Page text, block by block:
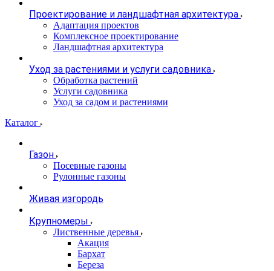
Проектирование и ландшафтная архитектура
Адаптация проектов
Комплексное проектирование
Ландшафтная архитектура
Уход за растениями и услуги садовника
Обработка растений
Услуги садовника
Уход за садом и растениями
Каталог
Газон
Посевные газоны
Рулонные газоны
Живая изгородь
Крупномеры
Лиственные деревья
Акация
Бархат
Береза